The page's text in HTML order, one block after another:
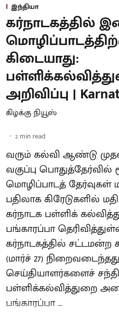
இந்தியா
கர்நாடகத்தில்
கிடையாது:
அறிவிப்பு |
கிழக்கு நியூஸ்
2 min read
வரும் கல்வி ஆண்டு
வகுப்பு பொதுத்தேர்வில்
மொழிப்பாடத்
பதிலாக கிரேடுகளில்
கர்நாடக பள்ளிக்
பங்காரப்பா
கர்நாடகத்தில் சட்டமன்ற
(மார்ச் 27)
செய்தியாளர்களைச்
பள்ளிக்கல்வித்துறை
பங்காரப்பா ...